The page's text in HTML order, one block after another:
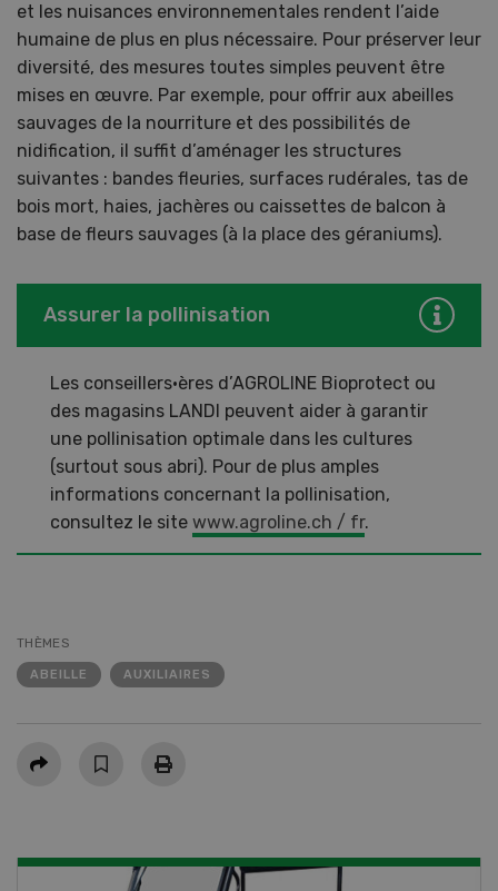
et les nuisances environnementales rendent l’aide
humaine de plus en plus nécessaire. Pour préserver leur
diversité, des mesures toutes simples peuvent être
mises en œuvre. Par exemple, pour offrir aux abeilles
sauvages de la nourriture et des possibilités de
nidification, il suffit d’aménager les structures
suivantes : bandes fleuries, surfaces rudérales, tas de
bois mort, haies, jachères ou caissettes de balcon à
base de fleurs sauvages (à la place des géraniums).
Assurer la pollinisation
Les conseillers·ères d’AGROLINE Bioprotect ou
des magasins LANDI peuvent aider à garantir
une pollinisation optimale dans les cultures
(surtout sous abri). Pour de plus amples
informations concernant la pollinisation,
consultez le site www.agroline.ch / fr.
THÈMES
ABEILLE AUXILIAIRES
Partager